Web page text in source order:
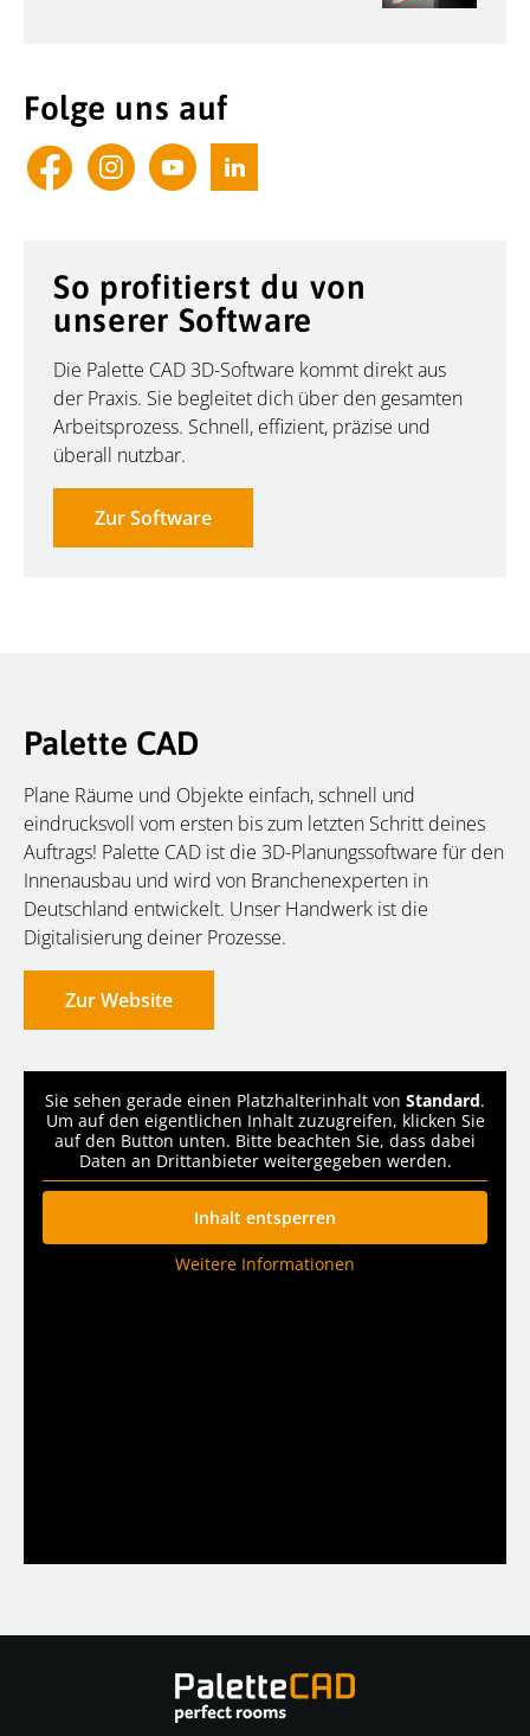
Folge uns auf
So profitierst du von
unserer Software
Die Palette CAD 3D-Software kommt direkt aus
der Praxis. Sie begleitet dich über den gesamten
Arbeitsprozess. Schnell, effizient, präzise und
überall nutzbar.
Zur Software
Palette CAD
Plane Räume und Objekte einfach, schnell und
eindrucksvoll vom ersten bis zum letzten Schritt deines
Auftrags! Palette CAD ist die 3D-Planungssoftware für den
Innenausbau und wird von Branchenexperten in
Deutschland entwickelt. Unser Handwerk ist die
Digitalisierung deiner Prozesse.
Zur Website
Sie sehen gerade einen Platzhalterinhalt von Standard.
Um auf den eigentlichen Inhalt zuzugreifen, klicken Sie
auf den Button unten. Bitte beachten Sie, dass dabei
Daten an Drittanbieter weitergegeben werden.
Inhalt entsperren
Weitere Informationen